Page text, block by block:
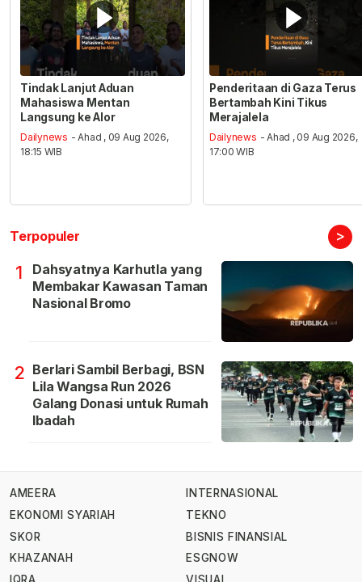
Tindak Lanjut Aduan
Mahasiswa Mentan
Langsung ke Alor
Dailynews - Ahad , 09 Aug 2026,
18:15 WIB
Penderitaan di Gaza Terus
Bertambah Kini Tikus
Merajalela
Dailynews - Ahad , 09 Aug 2026,
17:00 WIB
Terpopuler >
1
Dahsyatnya Karhutla yang
Membakar Kawasan Taman
Nasional Bromo
2 Berlari Sambil Berbagi, BSN
Lila Wangsa Run 2026
Galang Donasi untuk Rumah
Ibadah
AMEERA
EKONOMI SYARIAH
SKOR
KHAZANAH
INTERNASIONAL
TEKNO
BISNIS FINANSIAL
ESGNOW